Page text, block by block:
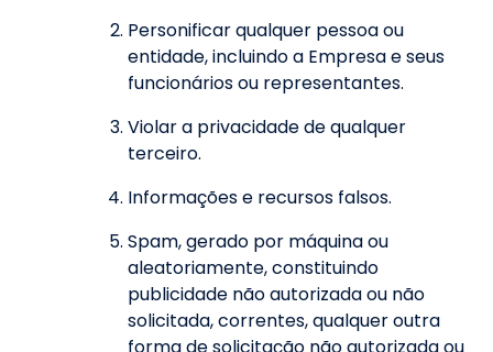
Personificar qualquer pessoa ou
entidade, incluindo a Empresa e seus
funcionários ou representantes.
Violar a privacidade de qualquer
terceiro.
Informações e recursos falsos.
Spam, gerado por máquina ou
aleatoriamente, constituindo
publicidade não autorizada ou não
solicitada, correntes, qualquer outra
forma de solicitação não autorizada ou